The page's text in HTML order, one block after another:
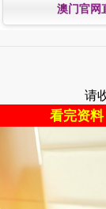
澳门官网
请
看完资